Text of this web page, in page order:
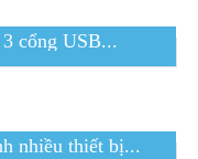
cổng USB...
nhiều thiết bị...